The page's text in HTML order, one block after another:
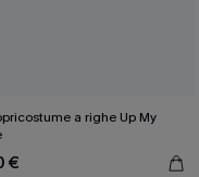
a righe Up My
€